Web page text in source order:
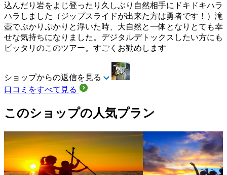
込んだり岩をよじ登ったり久しぶり自然相手にドキドキハラ
ハラしました（ジップスライドが出来た方は勇者です！）滝
壺でぷかりぷかりと浮いた時、大自然と一体となりとても幸
せな気持ちになりました。デジタルデトックスしたい方にも
ピッタリのこのツアー。すごくお勧めします
ショップからの返信を見る
口コミをすべて見る
このショップの人気プラン